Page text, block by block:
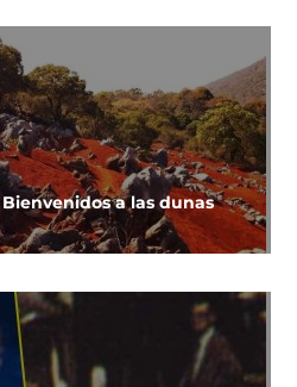
a las dunas